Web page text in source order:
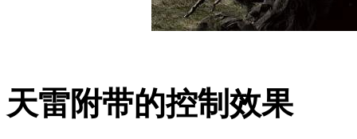
天雷附带的控制效果